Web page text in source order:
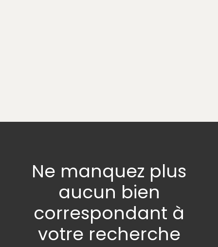
Ne manquez plus
aucun bien
correspondant à
votre recherche